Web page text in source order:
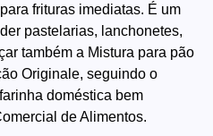
frituras imediatas. É um
pastelarias, lanchonetes,
também a Mistura para pão
Originale, seguindo o
doméstica bem
de Alimentos.